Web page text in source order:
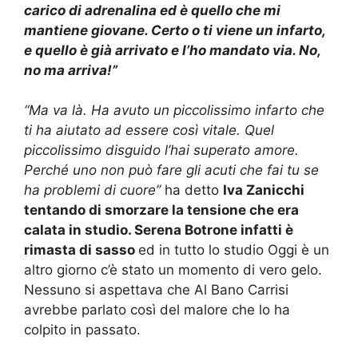
carico di adrenalina ed è quello che mi
mantiene giovane. Certo o ti viene un infarto,
e quello è già arrivato e l’ho mandato via. No,
no ma arriva!”
“Ma va là. Ha avuto un piccolissimo infarto che
ti ha aiutato ad essere così vitale. Quel
piccolissimo disguido l’hai superato amore.
Perché uno non può fare gli acuti che fai tu se
ha problemi di cuore”ha detto Iva Zanicchi
tentando di smorzare la tensione che era
calata in studio. Serena Botrone infatti è
rimasta di sasso ed in tutto lo studio Oggi è un
altro giorno c’è stato un momento di vero gelo.
Nessuno si aspettava che Al Bano Carrisi
avrebbe parlato così del malore che lo ha
colpito in passato.